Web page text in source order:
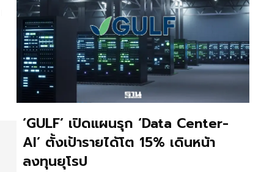
‘GULF’ เปิดแผนรุก ‘Data Center-
AI’ ตั้งเป้ารายได้โต 15% เดินหน้า
ลงทุนยุโรป